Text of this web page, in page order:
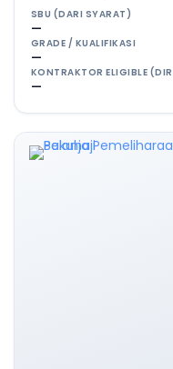
SBU (DARI SYARAT)
—
GRADE / KUALIFIKASI
—
KONTRAKTOR ELIGIBLE
—